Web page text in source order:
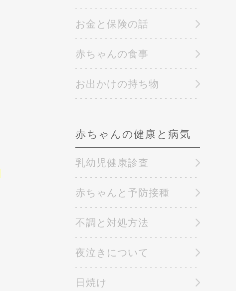
お金と保険の話
赤ちゃんの食事
お出かけの持ち物
赤ちゃんの健康と病気
乳幼児健康診査
赤ちゃんと予防接種
不調と対処方法
夜泣きについて
日焼け